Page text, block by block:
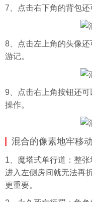
7、点击右下角的背包还
8、点击左上角的头像还
游记。
9、点击右上角按钮还
操作。
混合的像素地牢移
1、魔塔式单行道：整
进入左侧房间就无法再
更重要。